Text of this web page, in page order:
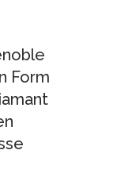
Form